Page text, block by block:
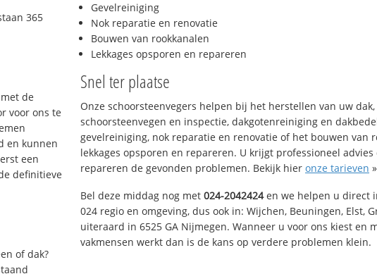
365
de
voor ons te
en kunnen
een
definitieve
of dak?
Gevelreiniging
Nok reparatie en renovatie
Bouwen van rookkanalen
Lekkages opsporen en repareren
Snel ter plaatse
Onze schoorsteenvegers helpen bij het herstellen van uw dak,
schoorsteenvegen en inspectie, dakgotenreiniging en
gevelreiniging, nok reparatie en renovatie of het bouwen van
lekkages opsporen en repareren. U krijgt professioneel advies
repareren de gevonden problemen. Bekijk hier onze tarieven »
Bel deze middag nog met 024-2042424en we helpen u direct
024 regio en omgeving, dus ook in: Wijchen, Beuningen, Elst,
uiteraard in 6525 GA Nijmegen. Wanneer u voor ons kiest en
vakmensen werkt dan is de kans op verdere problemen klein.